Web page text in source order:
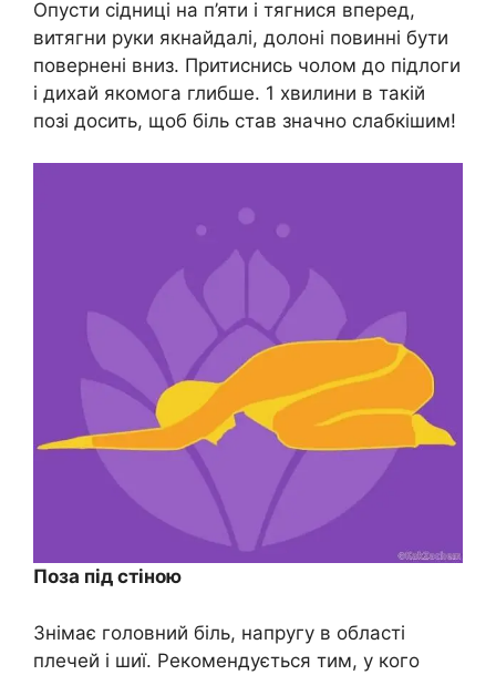
Опусти сідниці на п’яти і тягнися вперед,
витягни руки якнайдалі, долоні повинні бути
повернені вниз. Притиснись чолом до підлоги
і дихай якомога глибше. 1 хвилини в такій
позі досить, щоб біль став значно слабкішим!
Поза під стіною
Знімає головний біль, напругу в області
плечей і шиї. Рекомендується тим, у кого